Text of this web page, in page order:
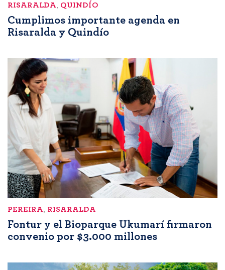
RISARALDA QUINDÍO
Cumplimos importante agenda en
Risaralda y Quindío
PEREIRA RISARALDA
Fontur y el Bioparque Ukumarí firmaron
convenio por $3.000 millones